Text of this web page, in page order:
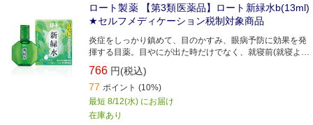
ロート製薬 【第3類医薬品】ロート新緑水b(13ml)
★セルフメディケーション税制対象商品
炎症をしっかり鎮めて、目のかすみ、眼病予防に効果を発
揮する目薬。目やにが出た時だけでなく、就寝前(就寝より
5分以上前を目安)にも。スッキリ気持ちいいさし心地
766 円(税込)
77 ポイント (10%)
最短 8/12(水) にお届け
在庫あり